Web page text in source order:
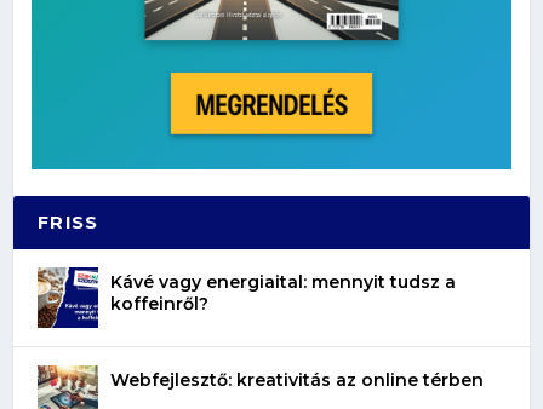
FRISS
Kávé vagy energiaital: mennyit tudsz a
koffeinről?
Webfejlesztő: kreativitás az online térben